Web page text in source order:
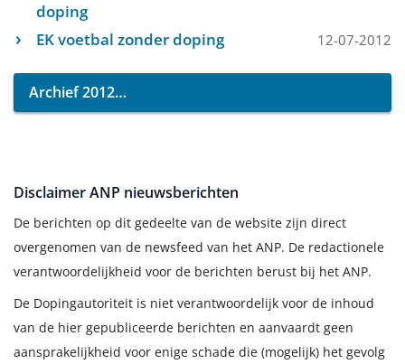
doping
EK voetbal zonder doping 12-07-2012
Archief 2012
Disclaimer ANP nieuwsberichten
De berichten op dit gedeelte van de website zijn direct
overgenomen van de newsfeed van het ANP. De redactionele
verantwoordelijkheid voor de berichten berust bij het ANP.
De Dopingautoriteit is niet verantwoordelijk voor de inhoud
van de hier gepubliceerde berichten en aanvaardt geen
aansprakelijkheid voor enige schade die (mogelijk) het gevolg